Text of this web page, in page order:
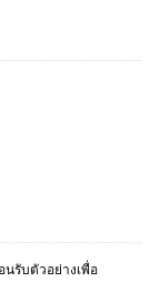
รับตัวอย่างเพื่อ